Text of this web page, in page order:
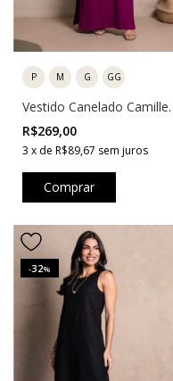
P M G GG
Vestido Canelado Camille
Violeta
R$269,00
3 x de R$89,67 sem juros
Comprar
-32%